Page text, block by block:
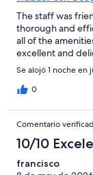
The staff was
thorough and
all of the
excellent and
Se alojó 1 noche en
0
Comentario
10/10
francisco